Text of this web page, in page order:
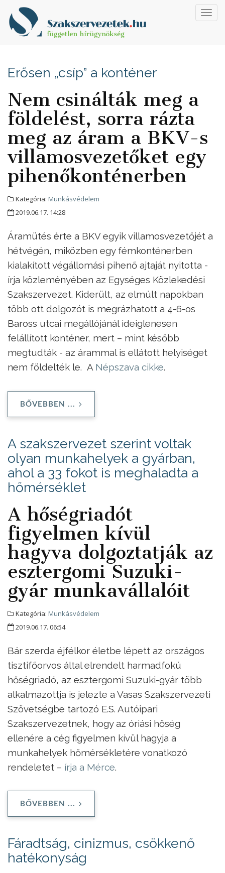
Erősen „csíp” a konténer
Nem csinálták meg a
földelést, sorra rázta
meg az áram a BKV-s
villamosvezetőket egy
pihenőkonténerben
Kategória: Munkásvédelem
2019.06.17. 14:28
Áramütés érte a BKV egyik villamosvezetőjét a
hétvégén, miközben egy fémkonténerben
kialakított végállomási pihenő ajtaját nyitotta -
írja közleményében az Egységes Közlekedési
Szakszervezet. Kiderült, az elmúlt napokban
több ott dolgozót is megrázhatott a 4-6-os
Baross utcai megállójánál ideiglenesen
felállított konténer, mert – mint később
megtudták - az árammal is ellátott helyiséget
nem földelték le. A Népszava cikke.
BŐVEBBEN ...
A szakszervezet szerint voltak
olyan munkahelyek a gyárban,
ahol a 33 fokot is meghaladta a
hőmérséklet
A hőségriadót
figyelmen kívül
hagyva dolgoztatják az
esztergomi Suzuki-
gyár munkavállalóit
Kategória: Munkásvédelem
2019.06.17. 06:54
Bár szerda éjfélkor életbe lépett az országos
tisztifőorvos által elrendelt harmadfokú
hőségriadó, az esztergomi Suzuki-gyár több
alkalmazottja is jelezte a Vasas Szakszervezeti
Szövetségbe tartozó E.S. Autóipari
Szakszervezetnek, hogy az óriási hőség
ellenére a cég figyelmen kívül hagyja a
munkahelyek hőmérsékletére vonatkozó
rendeletet – írja a Mérce.
BŐVEBBEN ...
Fáradtság, cinizmus, csökkenő
hatékonyság